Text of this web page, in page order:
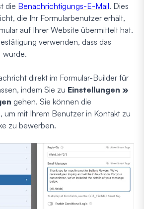
die Benachrichtigungs-E-Mail. Dies
die Ihr Formularbenutzer erhält,
auf Ihrer Website übermittelt hat.
verwenden, dass das
wurde.
direkt im Formular-Builder für
indem Sie zu Einstellungen »
gehen. Sie können die
um mit Ihrem Benutzer in Kontakt zu
zu bewerben.